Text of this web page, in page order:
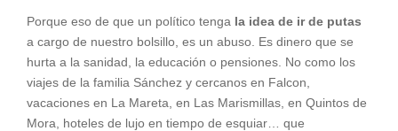
Porque eso de que un político tenga la idea de ir de putas
a cargo de nuestro bolsillo, es un abuso. Es dinero que se
hurta a la sanidad, la educación o pensiones. No como los
viajes de la familia Sánchez y cercanos en Falcon,
vacaciones en La Mareta, en Las Marismillas, en Quintos de
Mora, hoteles de lujo en tiempo de esquiar… que